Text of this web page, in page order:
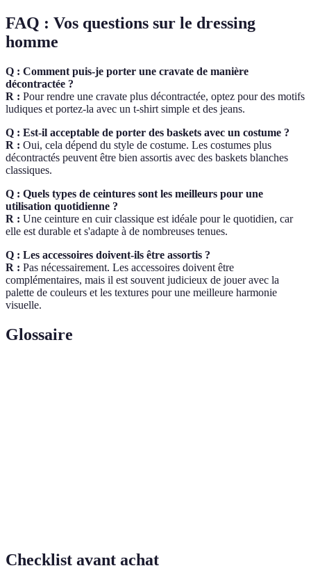
FAQ : Vos questions sur le dressing
homme
Q : Comment puis-je porter une cravate de manière
décontractée ?
R : Pour rendre une cravate plus décontractée, optez pour des motifs
ludiques et portez-la avec un t-shirt simple et des jeans.
Q : Est-il acceptable de porter des baskets avec un costume ?
R : Oui, cela dépend du style de costume. Les costumes plus
décontractés peuvent être bien assortis avec des baskets blanches
classiques.
Q : Quels types de ceintures sont les meilleurs pour une
utilisation quotidienne ?
R : Une ceinture en cuir classique est idéale pour le quotidien, car
elle est durable et s'adapte à de nombreuses tenues.
Q : Les accessoires doivent-ils être assortis ?
R : Pas nécessairement. Les accessoires doivent être
complémentaires, mais il est souvent judicieux de jouer avec la
palette de couleurs et les textures pour une meilleure harmonie
visuelle.
Glossaire
Checklist avant achat